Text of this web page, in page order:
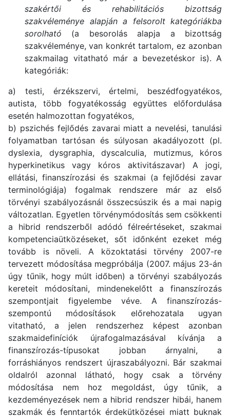
szakértői és rehabilitációs bizottság
szakvéleménye alapján a felsorolt kategóriákba
sorolható (a besorolás alapja a bizottság
szakvéleménye, van konkrét tartalom, ez azonban
szakmailag vitatható már a bevezetéskor is). A
kategóriák:
a) testi, érzékszervi, értelmi, beszédfogyatékos,
autista, több fogyatékosság együttes előfordulása
esetén halmozottan fogyatékos,
b) pszichés fejlődés zavarai miatt a nevelési, tanulási
folyamatban tartósan és súlyosan akadályozott (pl.
dyslexia, dysgraphia, dyscalculia, mutizmus, kóros
hyperkinetikus vagy kóros aktivitászavar) A jogi,
ellátási, finanszírozási és szakmai (a fejlődési zavar
terminológiája) fogalmak rendszere már az első
törvényi szabályozásnál összecsúszik és a mai napig
változatlan. Egyetlen törvénymódosítás sem csökkenti
a hibrid rendszerből adódó félreértéseket, szakmai
kompetenciaütközéseket, sőt időnként ezeket még
tovább is növeli. A közoktatási törvény 2007-re
tervezett módosítása megpróbálja (2007. május 23-án
úgy tűnik, hogy múlt időben) a törvényi szabályozás
kereteit módosítani, mindenekelőtt a finanszírozás
szempontjait figyelembe véve. A finanszírozás-
szempontú módosítások előrehozatala ugyan
vitatható, a jelen rendszerhez képest azonban
szakmaidefiníciók újrafogalmazásával kívánja a
finanszírozás-típusokat jobban árnyalni, a
forráshiányos rendszert újraszabályozni. Bár szakmai
oldalról azonnal látható, hogy csak a törvény
módosítása nem hoz megoldást, úgy tűnik, a
kezdeményezések nem a hibrid rendszer hibái, hanem
szakmák és fenntartók érdekütközései miatt buknak